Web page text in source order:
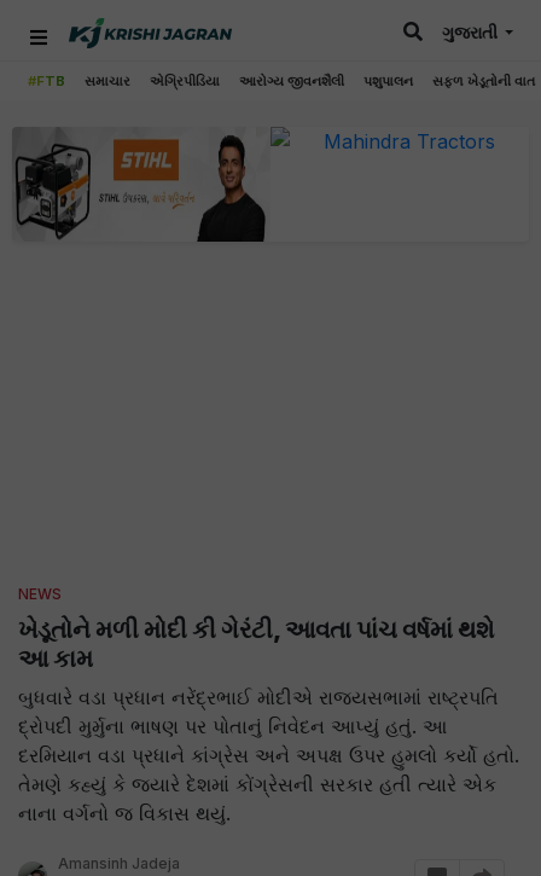
#FTB સમાચાર એગ્રિપીડિયા આરોગ્ય જીવનશૈલી પશુપાલન સફળ ખેડૂતોની વાત
ગુજરાતી
NEWS
ખેડૂતોને મળી મોદી કી ગેરંટી, આવતા પાંચ વર્ષમાં થશે
આ કામ
બુધવારે વડા પ્રધાન નરેંદ્રભાઈ મોદીએ રાજ્યસભામાં રાષ્ટ્રપતિ
દ્રોપદી મુર્મુના ભાષણ પર પોતાનું નિવેદન આપ્યું હતું. આ
દરમિયાન વડા પ્રધાને કાંગ્રેસ અને અપક્ષ ઉપર હુમલો કર્યો હતો.
તેમણે કહ્યું કે જ્યારે દેશમાં કોંગ્રેસની સરકાર હતી ત્યારે એક
નાના વર્ગનો જ વિકાસ થયું.
Amansinh Jadeja